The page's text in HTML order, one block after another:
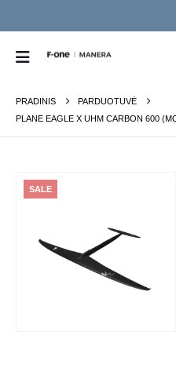
PRADINIS
PARDUOTUVĖ
PLANE EAGLE X UHM CARBON 600
SALE